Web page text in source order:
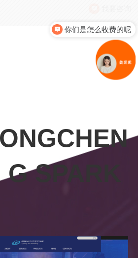
G SPARK
你们是怎么收费的呢